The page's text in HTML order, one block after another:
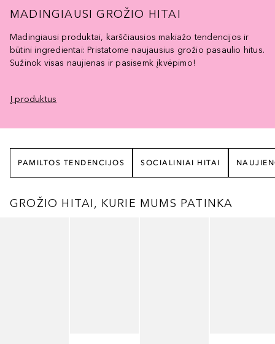
MADINGIAUSI GROŽIO HITAI
Madingiausi produktai, karščiausios makiažo tendencijos ir
būtini ingredientai: Pristatome naujausius grožio pasaulio hitus.
Sužinok visas naujienas ir pasisemk įkvėpimo!
Į produktus
PAMILTOS TENDENCIJOS SOCIALINIAI HITAI
GROŽIO HITAI, KURIE MUMS PATINKA